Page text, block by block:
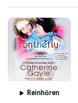
Reinhören